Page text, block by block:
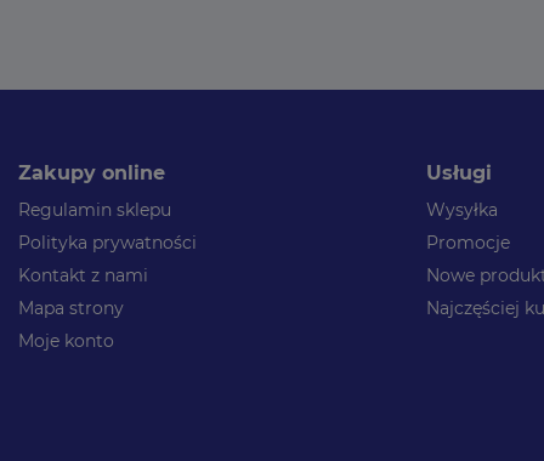
Zakupy online
Regulamin sklepu
Polityka prywatności
Kontakt z nami
Mapa strony
Moje konto
Usługi
Wysyłka
Promocje
Nowe
Najczęściej